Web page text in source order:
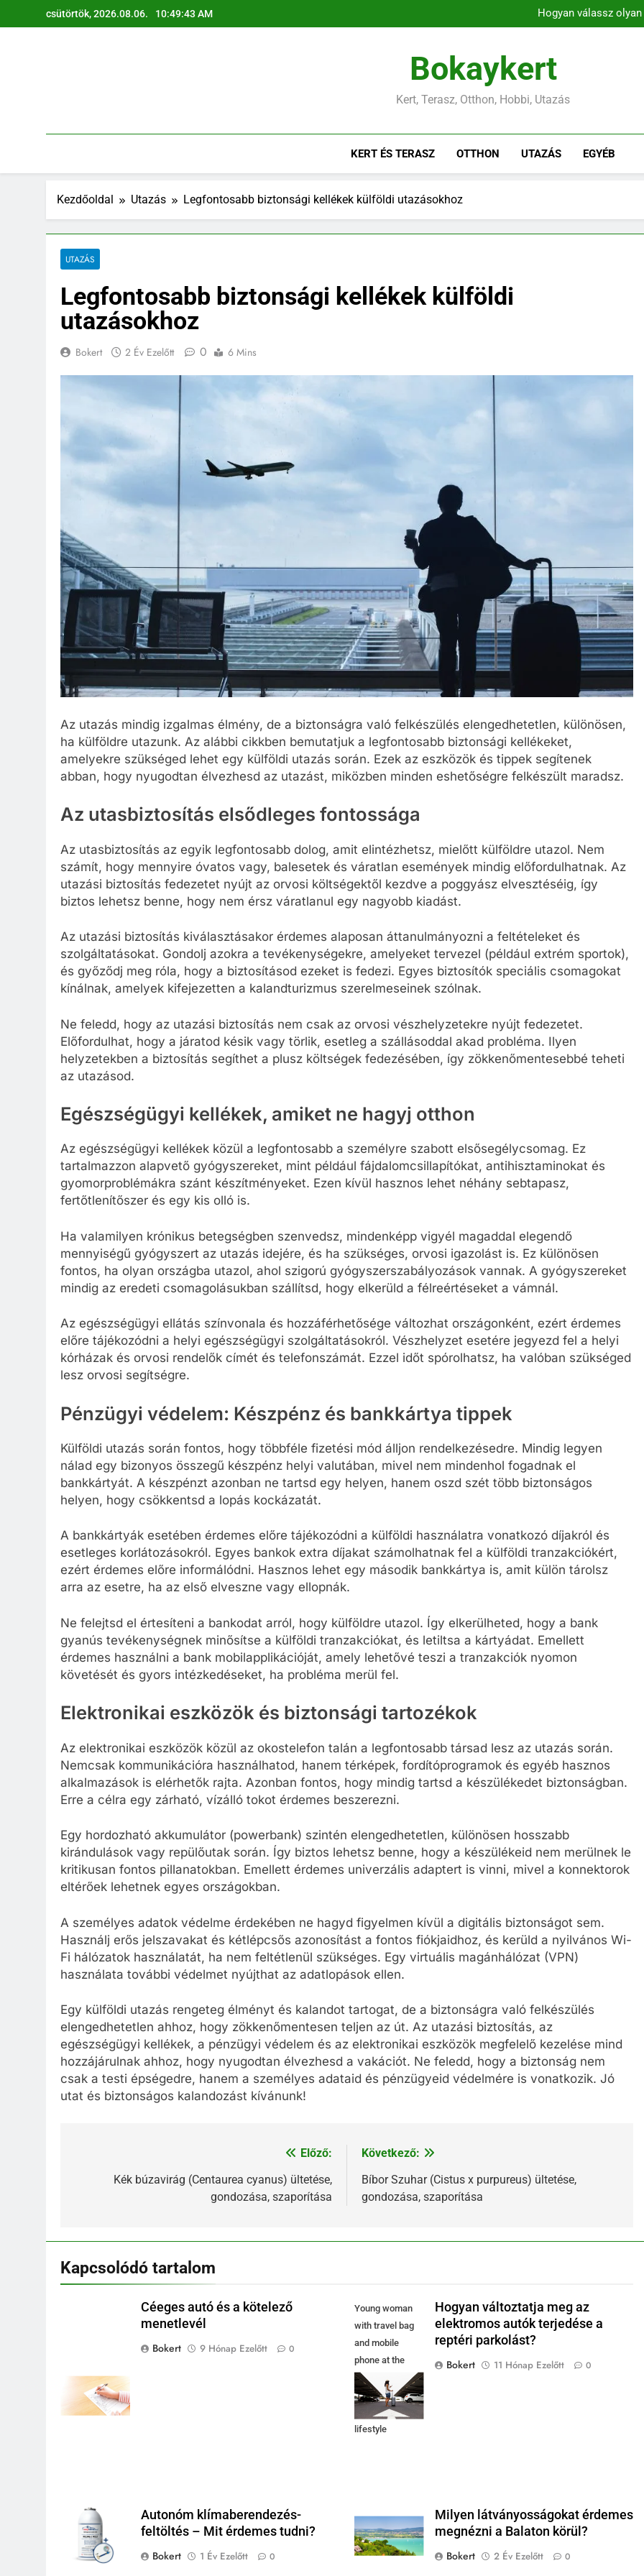
a
csütörtök, 2026.08.06. 10:49:44 AM
Hogyan válassz
Beton injektálás: célzott
Hogyan válassz
Beton injektálás: célzott
Bokaykert
Kert, Terasz, Otthon, Hobbi, Utazás
KERT ÉS TERASZ OTTHON UTAZÁS EGYÉB
Kezdőoldal Utazás Legfontosabb biztonsági kellékek külföldi utazásokhoz
UTAZÁS
Legfontosabb biztonsági kellékek külföldi
utazásokhoz
Bokert 2 Év Ezelőtt 0 6 Mins
Az utazás mindig izgalmas élmény, de a biztonságra való felkészülés elengedhetetlen, különösen,
ha külföldre utazunk. Az alábbi cikkben bemutatjuk a legfontosabb biztonsági kellékeket,
amelyekre szükséged lehet egy külföldi utazás során. Ezek az eszközök és tippek segítenek
abban, hogy nyugodtan élvezhesd az utazást, miközben minden eshetőségre felkészült maradsz.
Az utasbiztosítás elsődleges fontossága
Az utasbiztosítás az egyik legfontosabb dolog, amit elintézhetsz, mielőtt külföldre utazol. Nem
számít, hogy mennyire óvatos vagy, balesetek és váratlan események mindig előfordulhatnak. Az
utazási biztosítás fedezetet nyújt az orvosi költségektől kezdve a poggyász elvesztéséig, így
biztos lehetsz benne, hogy nem érsz váratlanul egy nagyobb kiadást.
Az utazási biztosítás kiválasztásakor érdemes alaposan áttanulmányozni a feltételeket és
szolgáltatásokat. Gondolj azokra a tevékenységekre, amelyeket tervezel (például extrém sportok),
és győződj meg róla, hogy a biztosításod ezeket is fedezi. Egyes biztosítók speciális csomagokat
kínálnak, amelyek kifejezetten a kalandturizmus szerelmeseinek szólnak.
Ne feledd, hogy az utazási biztosítás nem csak az orvosi vészhelyzetekre nyújt fedezetet.
Előfordulhat, hogy a járatod késik vagy törlik, esetleg a szállásoddal akad probléma. Ilyen
helyzetekben a biztosítás segíthet a plusz költségek fedezésében, így zökkenőmentesebbé teheti
az utazásod.
Egészségügyi kellékek, amiket ne hagyj otthon
Az egészségügyi kellékek közül a legfontosabb a személyre szabott elsősegélycsomag. Ez
tartalmazzon alapvető gyógyszereket, mint például fájdalomcsillapítókat, antihisztaminokat és
gyomorproblémákra szánt készítményeket. Ezen kívül hasznos lehet néhány sebtapasz,
fertőtlenítőszer és egy kis olló is.
Ha valamilyen krónikus betegségben szenvedsz, mindenképp vigyél magaddal elegendő
mennyiségű gyógyszert az utazás idejére, és ha szükséges, orvosi igazolást is. Ez különösen
fontos, ha olyan országba utazol, ahol szigorú gyógyszerszabályozások vannak. A gyógyszereket
mindig az eredeti csomagolásukban szállítsd, hogy elkerüld a félreértéseket a vámnál.
Az egészségügyi ellátás színvonala és hozzáférhetősége változhat országonként, ezért érdemes
előre tájékozódni a helyi egészségügyi szolgáltatásokról. Vészhelyzet esetére jegyezd fel a helyi
kórházak és orvosi rendelők címét és telefonszámát. Ezzel időt spórolhatsz, ha valóban szükséged
lesz orvosi segítségre.
Pénzügyi védelem: Készpénz és bankkártya tippek
Külföldi utazás során fontos, hogy többféle fizetési mód álljon rendelkezésedre. Mindig legyen
nálad egy bizonyos összegű készpénz helyi valutában, mivel nem mindenhol fogadnak el
bankkártyát. A készpénzt azonban ne tartsd egy helyen, hanem oszd szét több biztonságos
helyen, hogy csökkentsd a lopás kockázatát.
A bankkártyák esetében érdemes előre tájékozódni a külföldi használatra vonatkozó díjakról és
esetleges korlátozásokról. Egyes bankok extra díjakat számolhatnak fel a külföldi tranzakciókért,
ezért érdemes előre informálódni. Hasznos lehet egy második bankkártya is, amit külön tárolsz
arra az esetre, ha az első elveszne vagy ellopnák.
Ne felejtsd el értesíteni a bankodat arról, hogy külföldre utazol. Így elkerülheted, hogy a bank
gyanús tevékenységnek minősítse a külföldi tranzakciókat, és letiltsa a kártyádat. Emellett
érdemes használni a bank mobilapplikációját, amely lehetővé teszi a tranzakciók nyomon
követését és gyors intézkedéseket, ha probléma merül fel.
Elektronikai eszközök és biztonsági tartozékok
Az elektronikai eszközök közül az okostelefon talán a legfontosabb társad lesz az utazás során.
Nemcsak kommunikációra használhatod, hanem térképek, fordítóprogramok és egyéb hasznos
alkalmazások is elérhetők rajta. Azonban fontos, hogy mindig tartsd a készülékedet biztonságban.
Erre a célra egy zárható, vízálló tokot érdemes beszerezni.
Egy hordozható akkumulátor (powerbank) szintén elengedhetetlen, különösen hosszabb
kirándulások vagy repülőutak során. Így biztos lehetsz benne, hogy a készülékeid nem merülnek le
kritikusan fontos pillanatokban. Emellett érdemes univerzális adaptert is vinni, mivel a konnektorok
eltérőek lehetnek egyes országokban.
A személyes adatok védelme érdekében ne hagyd figyelmen kívül a digitális biztonságot sem.
Használj erős jelszavakat és kétlépcsős azonosítást a fontos fiókjaidhoz, és kerüld a nyilvános Wi-
Fi hálózatok használatát, ha nem feltétlenül szükséges. Egy virtuális magánhálózat (VPN)
használata további védelmet nyújthat az adatlopások ellen.
Egy külföldi utazás rengeteg élményt és kalandot tartogat, de a biztonságra való felkészülés
elengedhetetlen ahhoz, hogy zökkenőmentesen teljen az út. Az utazási biztosítás, az
egészségügyi kellékek, a pénzügyi védelem és az elektronikai eszközök megfelelő kezelése mind
hozzájárulnak ahhoz, hogy nyugodtan élvezhesd a vakációt. Ne feledd, hogy a biztonság nem
csak a testi épségedre, hanem a személyes adataid és pénzügyeid védelmére is vonatkozik. Jó
utat és biztonságos kalandozást kívánunk!
navigáció
Előző:
Kék búzavirág (Centaurea cyanus) ültetése,
gondozása, szaporítása
Következő:
Bíbor Szuhar (Cistus x purpureus) ültetése,
gondozása, szaporítása
Kapcsolódó tartalom
Céeges autó és a kötelező
menetlevél
Bokert
9 Hónap Ezelőtt 0
Young woman
with travel bag
and mobile
phone at the
parking airport
ready for travel.
concept.
lifestyle
Hogyan változtatja meg az
elektromos autók terjedése a
reptéri parkolást?
Bokert
11 Hónap Ezelőtt 0
Autonóm klímaberendezés-
feltöltés – Mit érdemes tudni?
Bokert
1 Év Ezelőtt 0
Milyen látványosságokat érdemes
megnézni a Balaton körül?
Bokert
2 Év Ezelőtt 0